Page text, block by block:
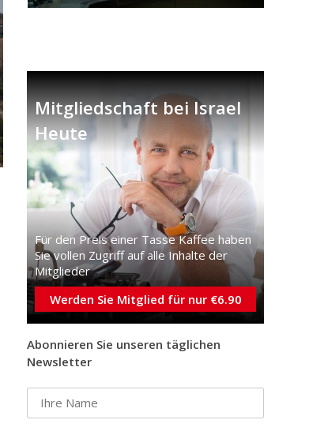
Mitgliedschaft bei Israel
Heute
Für den Preis einer Tasse Kaffee haben
Sie vollen Zugriff auf alle Inhalte der
Mitglieder
Werden Sie Mitglied für nur €6.90
Abonnieren Sie unseren täglichen
Newsletter